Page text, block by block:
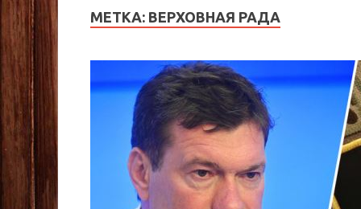
МЕТКА: ВЕРХОВНАЯ РАДА